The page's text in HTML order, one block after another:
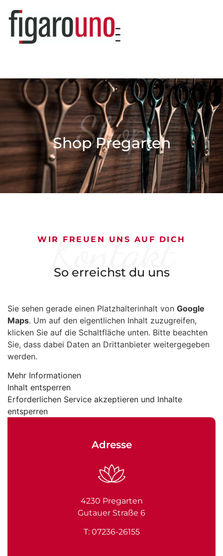
Shop
Shop Pregarten
WIR FREUEN UNS AUF DICH
So erreichst du uns
Kontakt
Sie sehen gerade einen Platzhalterinhalt von Google
Maps. Um auf den eigentlichen Inhalt zuzugreifen,
klicken Sie auf die Schaltfläche unten. Bitte beachten
Sie, dass dabei Daten an Drittanbieter weitergegeben
werden.
Mehr Informationen
Inhalt entsperren
Erforderlichen Service akzeptieren und Inhalte
entsperren
Adresse
4230 Pregarten
Gutauer Straße 6
T: 07236-26155